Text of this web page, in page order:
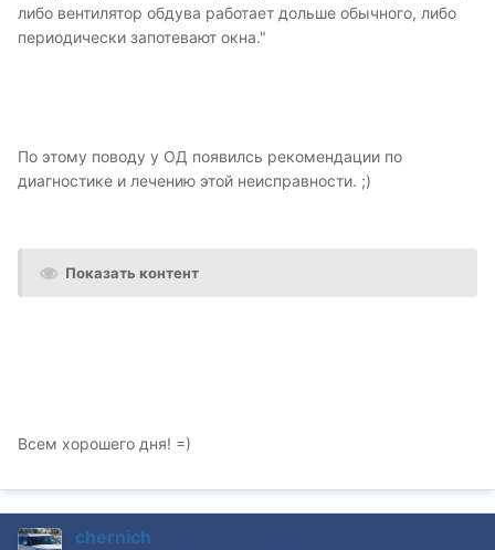
либо вентилятор обдува работает дольше обычного, либо
периодически запотевают окна."
По этому поводу у ОД появилсь рекомендации по
диагностике и лечению этой неисправности. ;)
Показать контент
Всем хорошего дня! =)
chernich